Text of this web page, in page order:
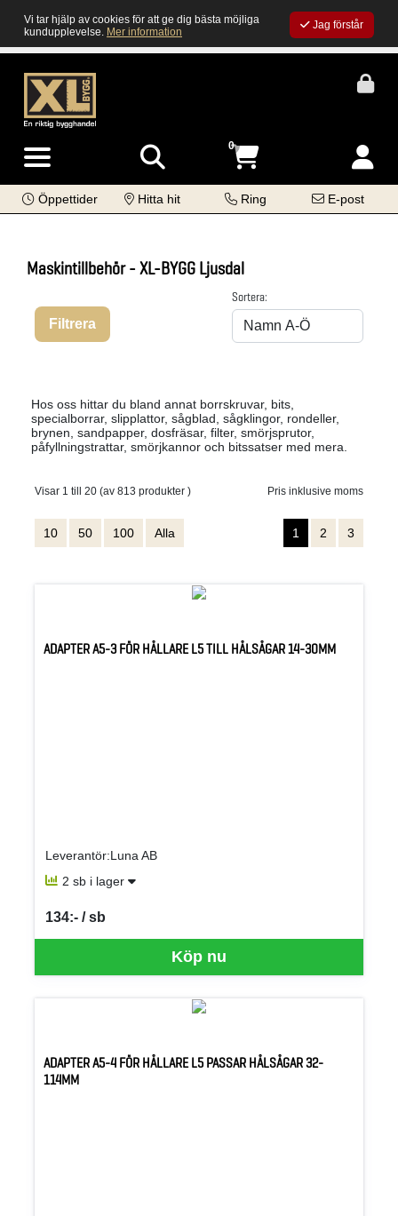
Vi tar hjälp av cookies för att ge dig bästa möjliga
kundupplevelse. Mer information
Jag förstår
0
Öppettider Hitta hit Ring E-post
Maskintillbehör - XL-BYGG Ljusdal
Filtrera
Sortera:
Hos oss hittar du bland annat borrskruvar, bits,
specialborrar, slipplattor, sågblad, sågklingor, rondeller,
brynen, sandpapper, dosfräsar, filter, smörjsprutor,
påfyllningstrattar, smörjkannor och bitssatser med mera.
Visar 1 till 20 (av 813 produkter ) Pris inklusive moms
10 50 100 Alla 1 2 3
ADAPTER A5-3 FÖR HÅLLARE L5 TILL HÅLSÅGAR 14-30MM
Leverantör:Luna AB
2 sb i lager
Köp nu
134:- / sb
SEK per SB
ADAPTER A5-4 FÖR HÅLLARE L5 PASSAR HÅLSÅGAR 32-
114MM